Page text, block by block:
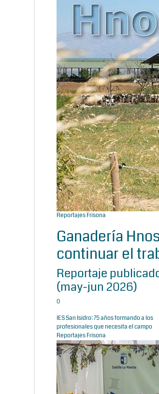
Reportajes Frisona
Ganadería
continuar el
Reportaje
(may-jun 2026)
0
IES San Isidro: 75 años formando a los
profesionales que necesita el campo
Reportajes Frisona